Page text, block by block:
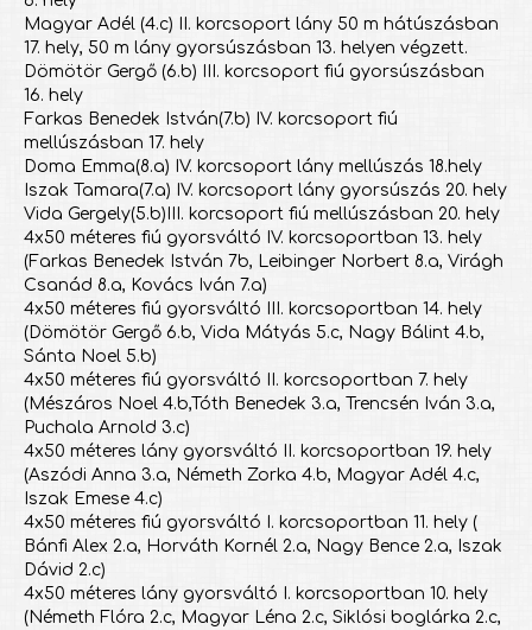
Magyar Adél (4.c) II. korcsoport lány 50 m hátúszásban
17. hely, 50 m lány gyorsúszásban 13. helyen végzett.
Dömötör Gergő (6.b) III. korcsoport fiú gyorsúszásban
16. hely
Farkas Benedek István(7.b) IV. korcsoport fiú
mellúszásban 17. hely
Doma Emma(8.a) IV. korcsoport lány mellúszás 18.hely
Iszak Tamara(7.a) IV. korcsoport lány gyorsúszás 20. hely
Vida Gergely(5.b)III. korcsoport fiú mellúszásban 20. hely
4x50 méteres fiú gyorsváltó IV. korcsoportban 13. hely
(Farkas Benedek István 7b, Leibinger Norbert 8.a, Virágh
Csanád 8.a, Kovács Iván 7.a)
4x50 méteres fiú gyorsváltó III. korcsoportban 14. hely
(Dömötör Gergő 6.b, Vida Mátyás 5.c, Nagy Bálint 4.b,
Sánta Noel 5.b)
4x50 méteres fiú gyorsváltó II. korcsoportban 7. hely
(Mészáros Noel 4.b,Tóth Benedek 3.a, Trencsén Iván 3.a,
Puchala Arnold 3.c)
4x50 méteres lány gyorsváltó II. korcsoportban 19. hely
(Aszódi Anna 3.a, Németh Zorka 4.b, Magyar Adél 4.c,
Iszak Emese 4.c)
4x50 méteres fiú gyorsváltó I. korcsoportban 11. hely (
Bánfi Alex 2.a, Horváth Kornél 2.a, Nagy Bence 2.a, Iszak
Dávid 2.c)
4x50 méteres lány gyorsváltó I. korcsoportban 10. hely
(Németh Flóra 2.c, Magyar Léna 2.c, Siklósi boglárka 2.c,